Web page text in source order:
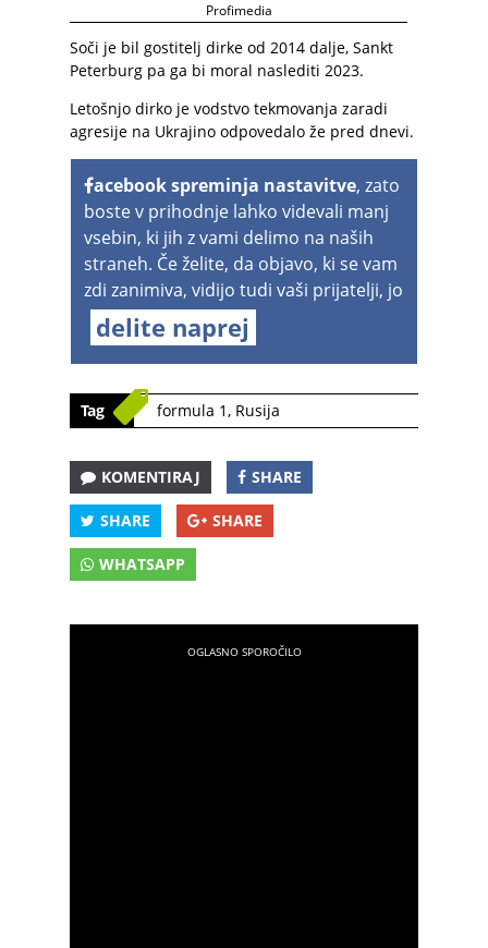
Profimedia
Soči je bil gostitelj dirke od 2014 dalje, Sankt
Peterburg pa ga bi moral naslediti 2023.
Letošnjo dirko je vodstvo tekmovanja zaradi
agresije na Ukrajino odpovedalo že pred dnevi.
acebook spreminja nastavitve, zato
boste v prihodnje lahko videvali manj
vsebin, ki jih z vami delimo na naših
straneh. Če želite, da objavo, ki se vam
zdi zanimiva, vidijo tudi vaši prijatelji, jo
delite naprej
Tag formula 1, Rusija
KOMENTIRAJ SHARE
SHARE SHARE
WHATSAPP